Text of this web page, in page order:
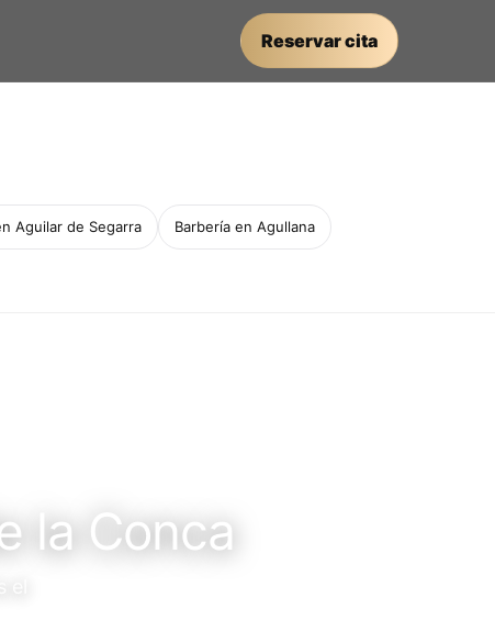
Reservar cita
Aguilar de Segarra Barbería en Agullana
la Conca